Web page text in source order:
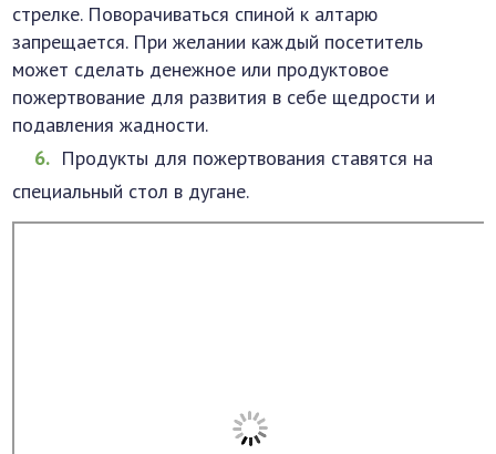
стрелке. Поворачиваться спиной к алтарю
запрещается. При желании каждый посетитель
может сделать денежное или продуктовое
пожертвование для развития в себе щедрости и
подавления жадности.
Продукты для пожертвования ставятся на
специальный стол в дугане.